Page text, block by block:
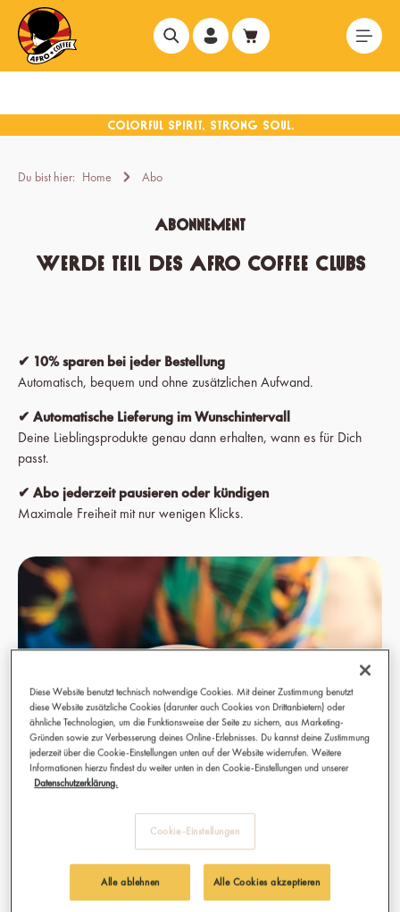
springen
Du bist hier: Home Abo
Abonnement
Werde Teil des Afro Coffee Clubs
✔ 10% sparen bei jeder Bestellung
Automatisch, bequem und ohne zusätzlichen Aufwand.
✔ Automatische Lieferung im Wunschintervall
Deine Lieblingsprodukte genau dann erhalten, wann es für Dich
passt.
✔ Abo jederzeit pausieren oder kündigen
Maximale Freiheit mit nur wenigen Klicks.
Diese Website benutzt technisch notwendige Cookies. Mit deiner Zustimmung benutzt
diese Website zusätzliche Cookies (darunter auch Cookies von Drittanbietern) oder
ähnliche Technologien, um die Funktionsweise der Seite zu sichern, aus Marketing-
Gründen sowie zur Verbesserung deines Online-Erlebnisses. Du kannst deine Zustimmung
jederzeit über die Cookie-Einstellungen unten auf der Website widerrufen. Weitere
Informationen hierzu findest du weiter unten in den Cookie-Einstellungen und unserer
Datenschutzerklärung.
Cookie-Einstellungen
Alle ablehnen Alle Cookies akzeptieren